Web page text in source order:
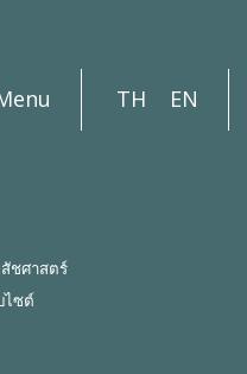
TH EN
ชศาสตร์
ไซต์